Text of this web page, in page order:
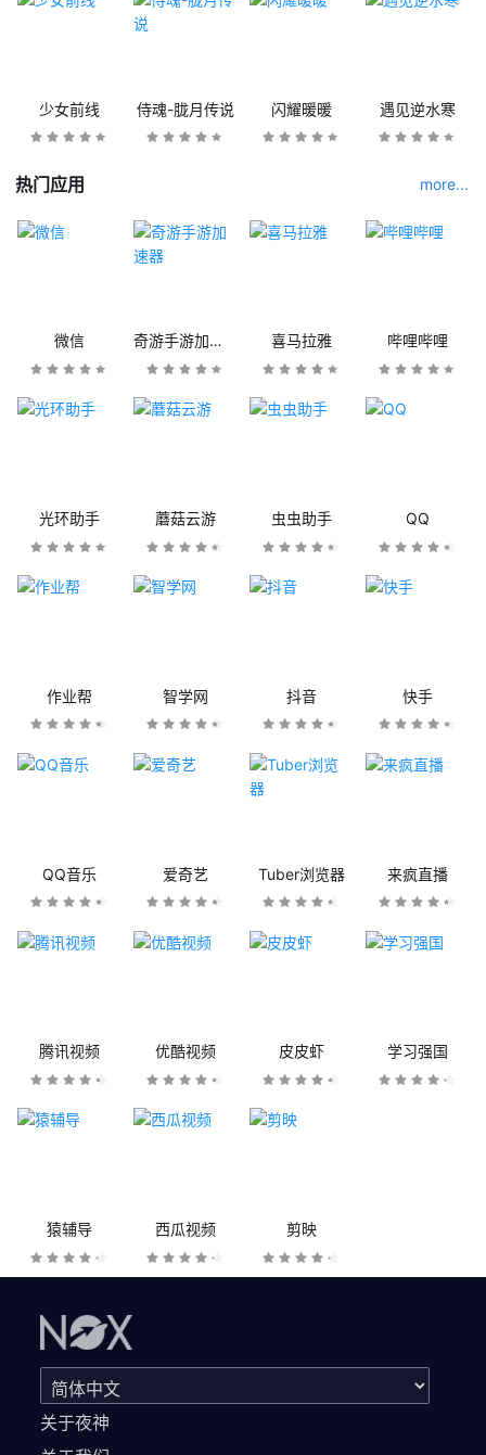
少女前线 侍魂-胧月传说 闪耀暖暖 遇见逆水寒
热门应用 more...
微信 奇游手游加速器 喜马拉雅 哔哩哔哩
光环助手 蘑菇云游 虫虫助手 QQ
作业帮 智学网 抖音 快手
QQ音乐 爱奇艺 Tuber浏览器 来疯直播
腾讯视频 优酷视频 皮皮虾 学习强国
猿辅导 西瓜视频 剪映
关于夜神